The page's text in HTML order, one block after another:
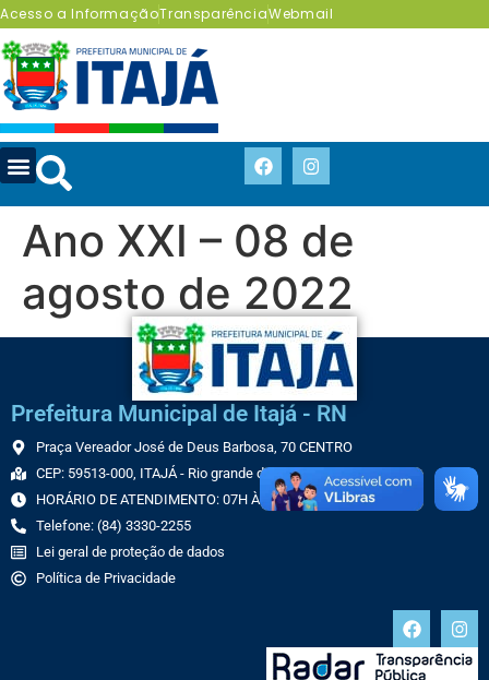
Acesso a InformaçãoTransparênciaWebmail
Ano XXI – 08 de
agosto de 2022
Prefeitura Municipal de Itajá - RN
Praça Vereador José de Deus Barbosa, 70 CENTRO
CEP: 59513-000, ITAJÁ - Rio grande do Norte
HORÁRIO DE ATENDIMENTO: 07H ÀS 13H
Telefone: (84) 3330-2255
Lei geral de proteção de dados
Política de Privacidade